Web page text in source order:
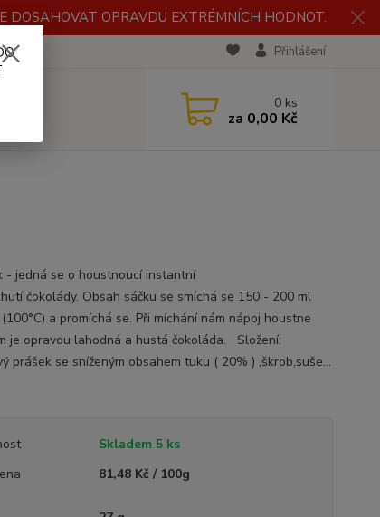
DOSAHOVAT OPRAVDU EXTRÉMNÍCH HODNOT.
Přihlášení
0 ks
za 0,00 Kč
- jedná se o houstnoucí instantní
čokolády. Obsah sáčku se smíchá se 150 - 200 ml
a promíchá se. Při míchání nám nápoj houstne
je opravdu lahodná a hustá čokoláda. Složení:
prášek se sníženým obsahem tuku ( 20% ) ,škrob,suše...
Skladem 5 ks
81,48 Kč / 100g